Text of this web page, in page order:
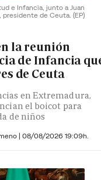
e Infancia, junto a Juan
presidente de Ceuta. (EP)
la reunión
de Infancia
de Ceuta
en Extremadura,
el boicot para
de niños
| 08/08/2026 19:09h.